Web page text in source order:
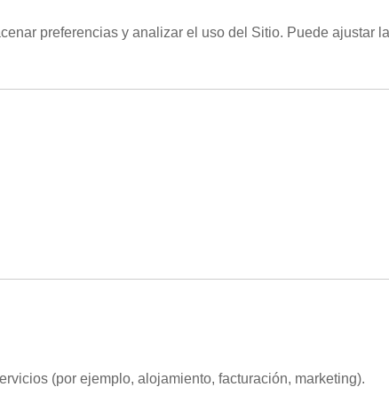
preferencias y analizar el uso del Sitio. Puede ajustar
(por ejemplo, alojamiento, facturación, marketing).